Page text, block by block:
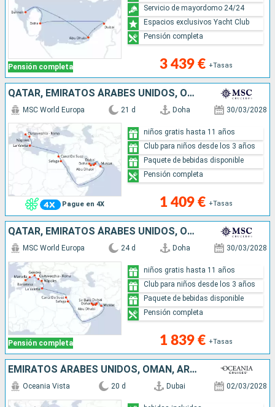
Pensión completa 3 439 € +Tasas
Servicio de mayordomo 24/24
Espacios exclusivos Yacht Club
Pensión completa
QATAR, EMIRATOS ÁRABES UNIDOS, OMAN, EGIPTO, MALTA, ITALIA
Pague en 4X
MSC World Europa 21 d Doha 30/03/2028
1 409 € +Tasas
niños gratis hasta 11 años
Club para niños desde los 3 años
Paquete de bebidas disponible
Pensión completa
QATAR, EMIRATOS ÁRABES UNIDOS, OMAN, EGIPTO, MALTA, ITALIA, FRANCIA, ESPAÑA
Pensión completa
MSC World Europa 24 d Doha 30/03/2028
1 839 € +Tasas
niños gratis hasta 11 años
Club para niños desde los 3 años
Paquete de bebidas disponible
Pensión completa
EMIRATOS ÁRABES UNIDOS, OMAN, ARABIA SAUDÍ, JORDANIE, EGIPTO, TURQUÍA
Oceania Vista 20 d Dubai 02/03/2028